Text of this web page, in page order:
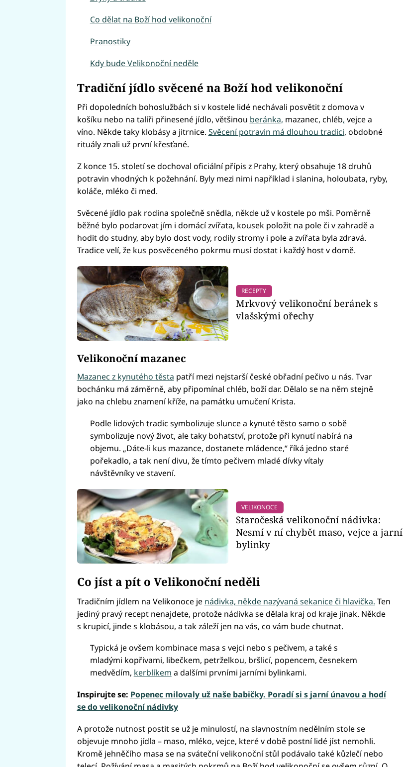
Co dělat na Boží hod velikonoční
Pranostiky
Kdy bude Velikonoční neděle
Tradiční jídlo svěcené na Boží hod velikonoční
Při dopoledních bohoslužbách si v kostele lidé nechávali posvětit z domova v
košíku nebo na talíři přinesené jídlo, většinou beránka, mazanec, chléb, vejce a
víno. Někde taky klobásy a jitrnice. Svěcení potravin má dlouhou tradici, obdobné
rituály znali už první křesťané.
Z konce 15. století se dochoval oficiální přípis z Prahy, který obsahuje 18 druhů
potravin vhodných k požehnání. Byly mezi nimi například i slanina, holoubata, ryby,
koláče, mléko či med.
Svěcené jídlo pak rodina společně snědla, někde už v kostele po mši. Poměrně
běžné bylo podarovat jím i domácí zvířata, kousek položit na pole či v zahradě a
hodit do studny, aby bylo dost vody, rodily stromy i pole a zvířata byla zdravá.
Tradice velí, že kus posvěceného pokrmu musí dostat i každý host v domě.
RECEPTY
Mrkvový velikonoční beránek s
vlašskými ořechy
Velikonoční mazanec
Mazanec z kynutého těsta patří mezi nejstarší české obřadní pečivo u nás. Tvar
bochánku má záměrně, aby připomínal chléb, boží dar. Dělalo se na něm stejně
jako na chlebu znamení kříže, na památku umučení Krista.
Podle lidových tradic symbolizuje slunce a kynuté těsto samo o sobě
symbolizuje nový život, ale taky bohatství, protože při kynutí nabírá na
objemu. „Dáte-li kus mazance, dostanete mládence,“ říká jedno staré
pořekadlo, a tak není divu, že tímto pečivem mladé dívky vítaly
návštěvníky ve stavení.
VELIKONOCE
Staročeská velikonoční nádivka:
Nesmí v ní chybět maso, vejce a jarní
bylinky
Co jíst a pít o Velikonoční neděli
Tradičním jídlem na Velikonoce je nádivka, někde nazývaná sekanice či hlavička. Ten
jediný pravý recept nenajdete, protože nádivka se dělala kraj od kraje jinak. Někde
s krupicí, jinde s klobásou, a tak záleží jen na vás, co vám bude chutnat.
Typická je ovšem kombinace masa s vejci nebo s pečivem, a také s
mladými kopřivami, libečkem, petrželkou, bršlicí, popencem, česnekem
medvědím, kerblíkem a dalšími prvními jarními bylinkami.
Inspirujte se: Popenec milovaly už naše babičky. Poradí si s jarní únavou a hodí
se do velikonoční nádivky
A protože nutnost postit se už je minulostí, na slavnostním nedělním stole se
objevuje mnoho jídla – maso, mléko, vejce, které v době postní lidé jíst nemohli.
Kromě jehněčího masa se na sváteční velikonoční stůl podávalo také kůzlečí nebo